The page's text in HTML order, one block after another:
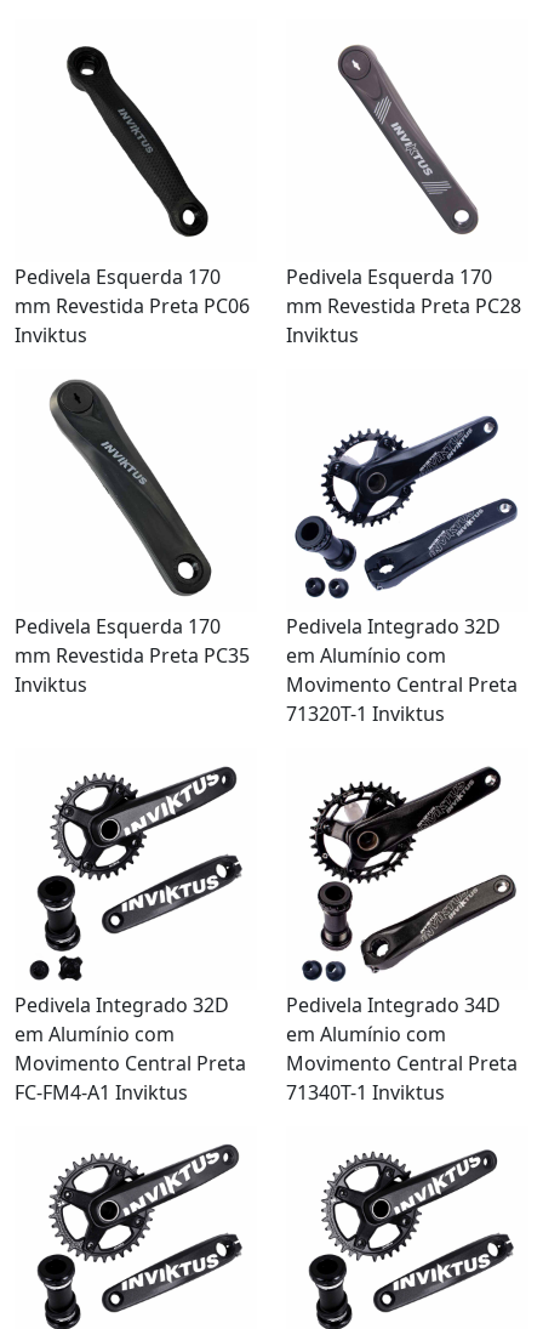
Pedivela Esquerda 170
mm Revestida Preta PC06
Inviktus
Pedivela Esquerda 170
mm Revestida Preta PC28
Inviktus
Pedivela Esquerda 170
mm Revestida Preta PC35
Inviktus
Pedivela Integrado 32D
em Alumínio com
Movimento Central Preta
71320T-1 Inviktus
Pedivela Integrado 32D
em Alumínio com
Movimento Central Preta
FC-FM4-A1 Inviktus
Pedivela Integrado 34D
em Alumínio com
Movimento Central Preta
71340T-1 Inviktus